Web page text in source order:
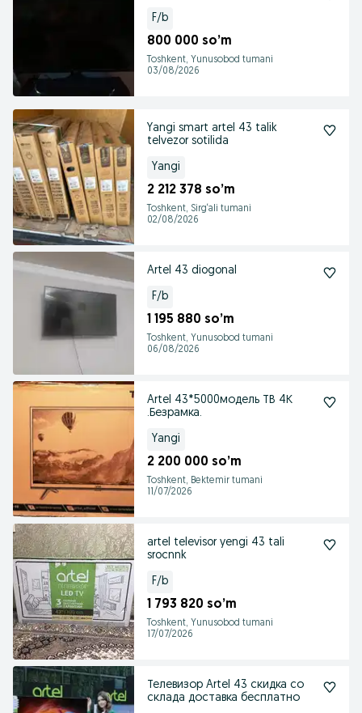
F/b
800 000 so’m
Toshkent, Yunusobod tumani
03/08/2026
Yangi smart artel 43 talik
telvezor sotilida
Yangi
2 212 378 so’m
Toshkent, Sirg‘ali tumani
02/08/2026
Artel 43 diogonal
F/b
1 195 880 so’m
Toshkent, Yunusobod tumani
06/08/2026
Artel 43*5000модель ТВ 4К
.Безрамка.
Yangi
2 200 000 so’m
Toshkent, Bektemir tumani
11/07/2026
artel televisor yengi 43 tali
srocnnk
F/b
1 793 820 so’m
Toshkent, Yunusobod tumani
17/07/2026
Телевизор Artel 43 скидка со
склада доставка бесплатно